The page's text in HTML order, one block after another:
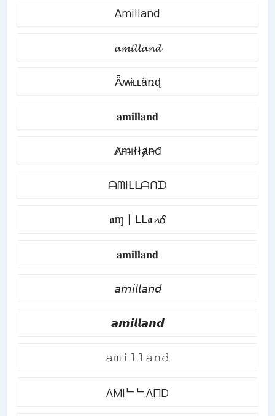
Amilland
𝓪𝓶𝓲𝓵𝓵𝓪𝓷𝓭
Ǟʍɨʟʟǟռɖ
𝐚𝐦𝐢𝐥𝐥𝐚𝐧𝐝
Ⱥᵯīłłⱥꞥđ
ᗩᗰIᒪᒪᗩᑎᗪ
𝖆ɱ丨ᒪᒪ𝖆𝓷Ꮄ
𝐚𝐦𝐢𝐥𝐥𝐚𝐧𝐝
𝘢𝘮𝘪𝘭𝘭𝘢𝘯𝘥
𝙖𝙢𝙞𝙡𝙡𝙖𝙣𝙙
𝚊𝚖𝚒𝚕𝚕𝚊𝚗𝚍
ΛMIᄂᄂΛПD